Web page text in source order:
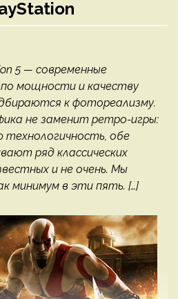
5 — современные
мощности и качеству
к фотореализму.
не заменит ретро-игры:
обе
ряд классических
и не очень. Мы
минимум в эти пять. […]